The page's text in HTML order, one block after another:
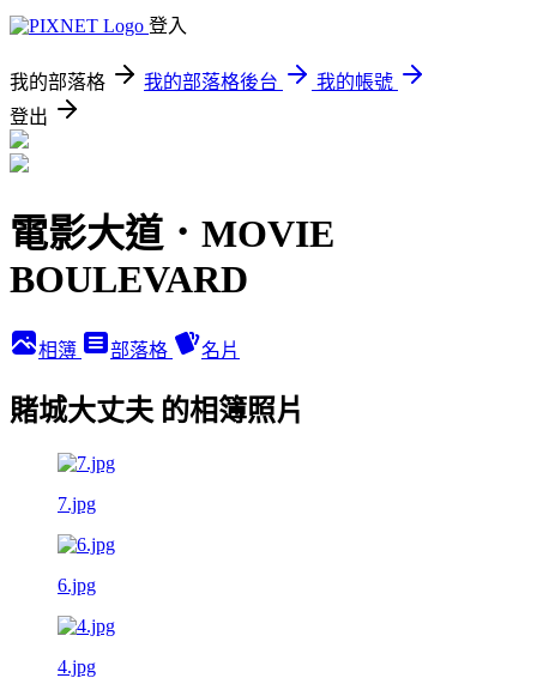
登入
我的部落格 我的部落格後台
我的帳號
登出
電影大道．MOVIE
BOULEVARD
相簿 部落格 名片
賭城大丈夫 的相簿照片
7.jpg
6.jpg
4.jpg